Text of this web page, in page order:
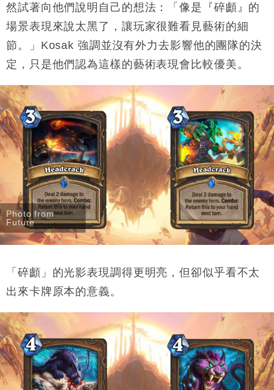
然試著向他們說明自己的想法：「像是『碎顱』的
場景表現來說太黑了，讓玩家很難看見藝術的細
節。」Kosak 強調並沒有外力去影響他的團隊的決
定，只是他們認為這樣的藝術表現會比較優美。
Photo from
Future
「碎顱」的光影表現調得更明亮，但卻似乎看不太
出來卡牌原本的意義。